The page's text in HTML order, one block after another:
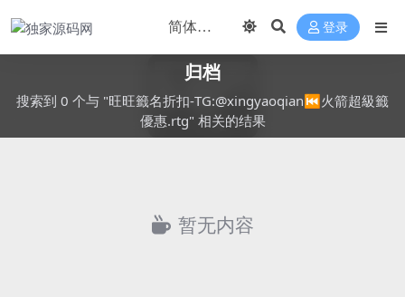
登录
归档
搜索到 0 个与 "旺旺籤名折扣-TG:@xingyaoqian⏮️火箭超級籤
優惠.rtg" 相关的结果
暂无内容